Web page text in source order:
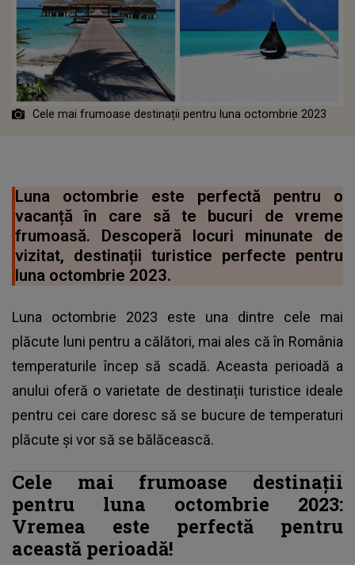
Cele mai frumoase destinații pentru luna octombrie 2023
Luna octombrie este perfectă pentru o
vacanță în care să te bucuri de vreme
frumoasă. Descoperă locuri minunate de
vizitat, destinații turistice perfecte pentru
luna octombrie 2023.
Luna octombrie 2023 este una dintre cele mai
plăcute luni pentru a călători, mai ales că în România
temperaturile încep să scadă. Aceasta perioadă a
anului oferă o varietate de destinații turistice ideale
pentru cei care doresc să se bucure de temperaturi
plăcute și vor să se bălăcească.
Cele mai frumoase destinații
pentru luna octombrie 2023:
Vremea este perfectă pentru
această perioadă!